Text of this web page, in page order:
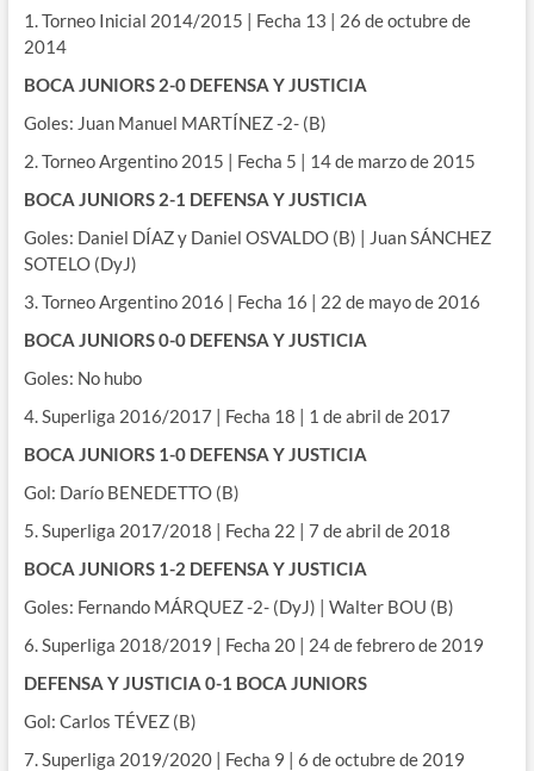
1. Torneo Inicial 2014/2015 | Fecha 13 | 26 de octubre de
2014
BOCA JUNIORS 2-0 DEFENSA Y JUSTICIA
Goles: Juan Manuel MARTÍNEZ -2- (B)
2. Torneo Argentino 2015 | Fecha 5 | 14 de marzo de 2015
BOCA JUNIORS 2-1 DEFENSA Y JUSTICIA
Goles: Daniel DÍAZ y Daniel OSVALDO (B) | Juan SÁNCHEZ
SOTELO (DyJ)
3. Torneo Argentino 2016 | Fecha 16 | 22 de mayo de 2016
BOCA JUNIORS 0-0 DEFENSA Y JUSTICIA
Goles: No hubo
4. Superliga 2016/2017 | Fecha 18 | 1 de abril de 2017
BOCA JUNIORS 1-0 DEFENSA Y JUSTICIA
Gol: Darío BENEDETTO (B)
5. Superliga 2017/2018 | Fecha 22 | 7 de abril de 2018
BOCA JUNIORS 1-2 DEFENSA Y JUSTICIA
Goles: Fernando MÁRQUEZ -2- (DyJ) | Walter BOU (B)
6. Superliga 2018/2019 | Fecha 20 | 24 de febrero de 2019
DEFENSA Y JUSTICIA 0-1 BOCA JUNIORS
Gol: Carlos TÉVEZ (B)
7. Superliga 2019/2020 | Fecha 9 | 6 de octubre de 2019